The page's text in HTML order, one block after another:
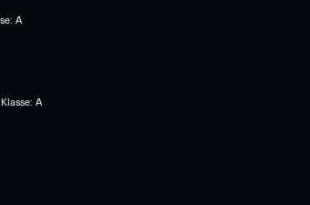
A
A